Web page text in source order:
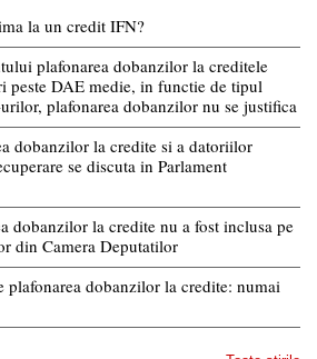
la un credit IFN?
plafonarea dobanzilor la creditele
peste DAE medie, in functie de tipul
plafonarea dobanzilor nu se justifica
dobanzilor la credite si a datoriilor
se discuta in Parlament
dobanzilor la credite nu a fost inclusa pe
din Camera Deputatilor
plafonarea dobanzilor la credite: numai